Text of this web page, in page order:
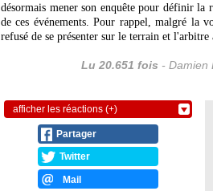
désormais mener son enquête pour définir la
de ces événements. Pour rappel, malgré la
refusé de se présenter sur le terrain et
Lu 20.651 fois - Damien
afficher les réactions (+)
Partager
Twitter
Mail